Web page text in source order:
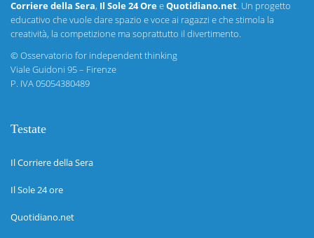
Corriere della Sera, Il Sole 24 OreeQuotidiano.net. Un progetto
educativo che vuole dare spazio e voce ai ragazzi e che stimola la
creatività, la competizione ma soprattutto il divertimento.
©Osservatorio for independent thinking
Viale Guidoni 95 – Firenze
P. IVA 05054380489
Testate
Il Corriere della Sera
Il Sole 24 ore
Quotidiano.net